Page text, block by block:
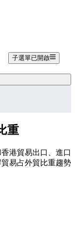
子選單已開啟
重
港貿易出口、進口
易占外貿比重趨勢